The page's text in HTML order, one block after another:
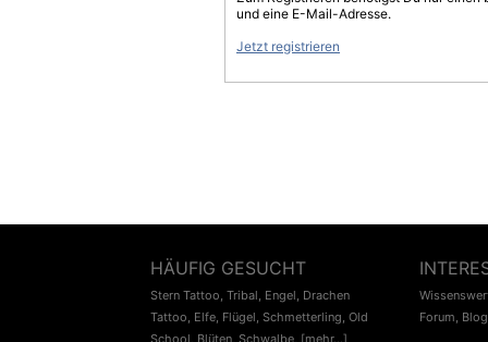
und eine E-Mail-Adresse.
Jetzt registrieren
HÄUFIG GESUCHT
Stern Tattoo, Tribal, Engel, Drachen
Tattoo, Elfe, Flügel, Schmetterling, Old
School Blüten Schwalbe [mehr...]
Forum, Blog